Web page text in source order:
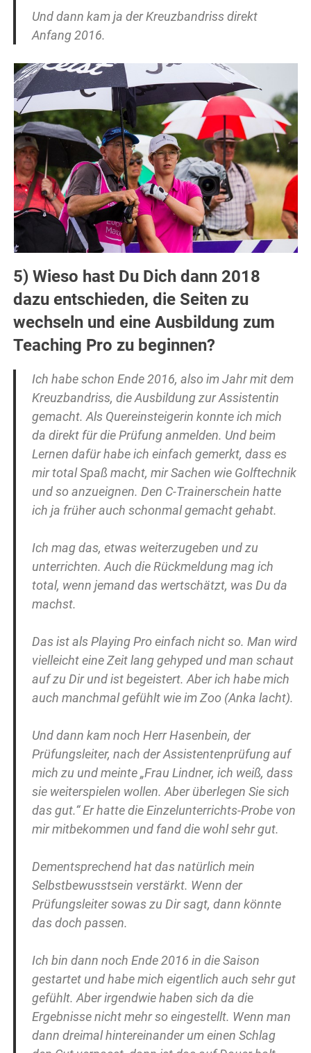
Und dann kam ja der Kreuzbandriss direkt
Anfang 2016.
5) Wieso hast Du Dich dann 2018
dazu entschieden, die Seiten zu
wechseln und eine Ausbildung zum
Teaching Pro zu beginnen?
Ich habe schon Ende 2016, also im Jahr mit dem
Kreuzbandriss, die Ausbildung zur Assistentin
gemacht. Als Quereinsteigerin konnte ich mich
da direkt für die Prüfung anmelden. Und beim
Lernen dafür habe ich einfach gemerkt, dass es
mir total Spaß macht, mir Sachen wie Golftechnik
und so anzueignen. Den C-Trainerschein hatte
ich ja früher auch schonmal gemacht gehabt.
Ich mag das, etwas weiterzugeben und zu
unterrichten. Auch die Rückmeldung mag ich
total, wenn jemand das wertschätzt, was Du da
machst.
Das ist als Playing Pro einfach nicht so. Man wird
vielleicht eine Zeit lang gehyped und man schaut
auf zu Dir und ist begeistert. Aber ich habe mich
auch manchmal gefühlt wie im Zoo (Anka lacht).
Und dann kam noch Herr Hasenbein, der
Prüfungsleiter, nach der Assistentenprüfung auf
mich zu und meinte „Frau Lindner, ich weiß, dass
sie weiterspielen wollen. Aber überlegen Sie sich
das gut.“ Er hatte die Einzelunterrichts-Probe von
mir mitbekommen und fand die wohl sehr gut.
Dementsprechend hat das natürlich mein
Selbstbewusstsein verstärkt. Wenn der
Prüfungsleiter sowas zu Dir sagt, dann könnte
das doch passen.
Ich bin dann noch Ende 2016 in die Saison
gestartet und habe mich eigentlich auch sehr gut
gefühlt. Aber irgendwie haben sich da die
Ergebnisse nicht mehr so eingestellt. Wenn man
dann dreimal hintereinander um einen Schlag